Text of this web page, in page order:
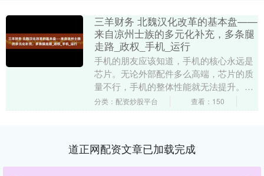
三羊财务 北魏汉化改革的基本盘——
来自凉州士族的多元化补充，多条腿
走路_政权_手机_运行
手机的朋友应该知道，手机的核心永远是
芯片。无论外部配件多么高端，芯片的质
量不行，手机的整体性能就无法提升。同
样的道理，一个政体或组织的核心也在于
分类：配资炒股平台 查看：150
道正网配资文章已加载完成